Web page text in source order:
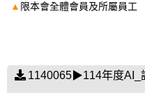
▲ 限本會全體會員及所屬員工
1140065▶114年度AI_